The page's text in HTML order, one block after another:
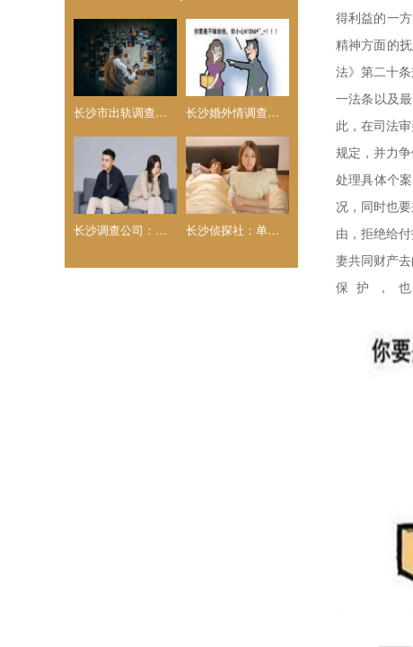
长沙市出轨调查：禁止结婚的条件的规定_1 长沙婚外情调查取证：夫妻之间抚养义务的理解
长沙调查公司：夫妻有债务离婚协议书怎么写 长沙侦探社：单位能不能证明分居两年
得利益的一
精神方面的
法》第二十
一法条以及
此，在司法
规定，并力
处理具体个
况，同时也
由，拒绝给
妻共同财产
保护，